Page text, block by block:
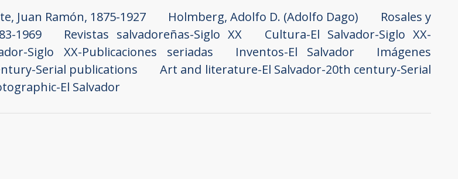
Juan Ramón, 1875-1927 Holmberg, Adolfo D. (Adolfo Dago)
Rosales y
1969 Revistas salvadoreñas-Siglo XX
Cultura-El Salvador-Siglo XX-
Siglo XX-Publicaciones seriadas Inventos-El Salvador
Imágenes
Serial publications
Art and literature-El Salvador-20th century-Serial
El Salvador